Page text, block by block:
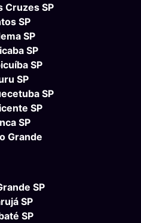
Cruzes SP
SP
SP
SP
SP
SP
SP
SP
SP
Grande
SP
SP
SP